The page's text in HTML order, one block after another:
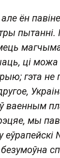
ён
пытанні.
ці можа
гэта не
ваенным
мы